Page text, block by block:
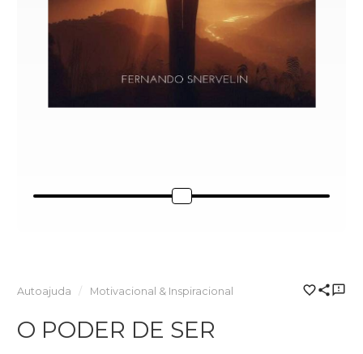
Autoajuda Motivacional & Inspiracional
O PODER DE SER